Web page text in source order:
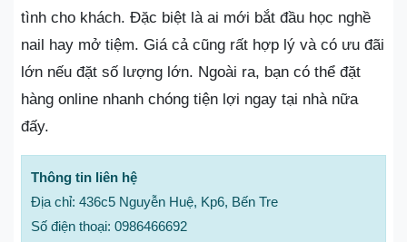
tình cho khách. Đặc biệt là ai mới bắt đầu học nghề
nail hay mở tiệm. Giá cả cũng rất hợp lý và có ưu đãi
lớn nếu đặt số lượng lớn. Ngoài ra, bạn có thể đặt
hàng online nhanh chóng tiện lợi ngay tại nhà nữa
đấy.
Thông tin liên hệ
Địa chỉ: 436c5 Nguyễn Huệ, Kp6, Bến Tre
Số điện thoại: 0986466692